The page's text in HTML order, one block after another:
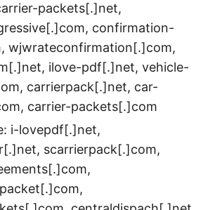
packets[.]net,
confirmation-
wjwrateconfirmation[.]com,
ilove-pdf[.]net, vehicle-
carrierpack[.]net, car-
carrier-packets[.]com
i-lovepdf[.]net,
scarrierpack[.]com,